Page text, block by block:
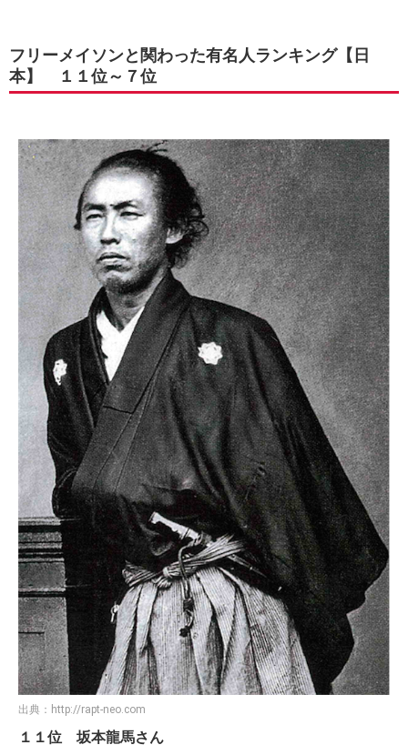
フリーメイソンと関わった有名人ランキング【日
本】 １１位～７位
出典： http://rapt-neo.com
１１位 坂本龍馬さん